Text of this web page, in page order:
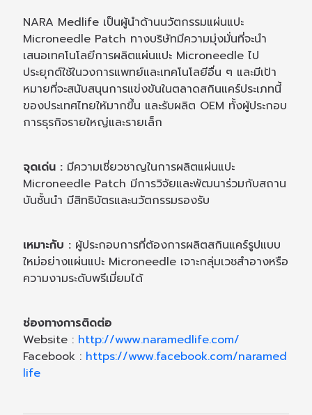
NARA Medlife เป็นผู้นำด้านนวัตกรรมแผ่นแปะ
Microneedle Patch ทางบริษัทมีความมุ่งมั่นที่จะนำ
เสนอเทคโนโลยีการผลิตแผ่นแปะ Microneedle ไป
ประยุกต์ใช้ในวงการแพทย์และเทคโนโลยีอื่น ๆ และมีเป้า
หมายที่จะสนับสนุนการแข่งขันในตลาดสกินแคร์ประเภทนี้
ของประเทศไทยให้มากขึ้น และรับผลิต OEM ทั้งผู้ประกอบ
การธุรกิจรายใหญ่และรายเล็ก
จุดเด่น : มีความเชี่ยวชาญในการผลิตแผ่นแปะ
Microneedle Patch มีการวิจัยและพัฒนาร่วมกับสถาน
บันชั้นนำ มีสิทธิบัตรและนวัตกรรมรองรับ
เหมาะกับ : ผู้ประกอบการที่ต้องการผลิตสกินแคร์รูปแบบ
ใหม่อย่างแผ่นแปะ Microneedle เจาะกลุ่มเวชสำอางหรือ
ความงามระดับพรีเมี่ยมได้
ช่องทางการติดต่อ
Website : http://www.naramedlife.com/
Facebook : https://www.facebook.com/naramed
life